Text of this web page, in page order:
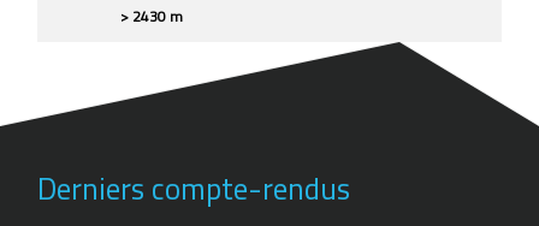
> 2430 m
Derniers compte-rendus